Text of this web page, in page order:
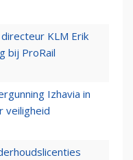
KLM Erik
bij ProRail
Izhavia in
veiligheid